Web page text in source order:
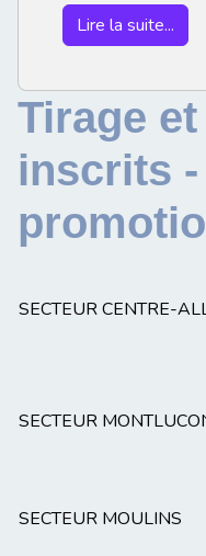
Lire la suite...
Tirage
inscrits
SECTEUR CENTRE-
SECTEUR
SECTEUR MOULINS